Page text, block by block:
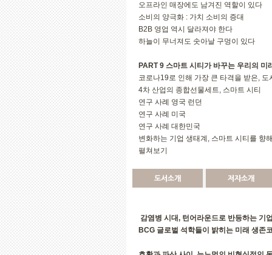
오프라인 매장에도 남겨진 역할이 있다
소비의 양극화 : 가치 소비의 증대
B2B 영업 역시 달라져야 한다
하늘이 무너져도 솟아날 구멍이 있다
PART 9 스마트 시티가 바꾸는 우리의 미
코로나19로 인해 가장 큰 타격을 받은, 도
4차 산업의 종합선물세트, 스마트 시티
연구 사례 영국 런던
연구 사례 미국
연구 사례 대한민국
변화하는 기업 생태계, 스마트 시티를 향
펼쳐보기
도서소개 저자소개
감염병 시대, 턴어라운드로 반등하는 기
BCG 글로벌 석학들이 밝히는 미래 생존